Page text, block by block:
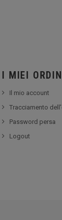
I MIEI
Il mio account
Tracciamento
Password persa
Logout